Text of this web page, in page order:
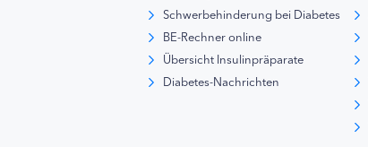
Schwerbehinderung bei Diabetes
BE-Rechner online
Übersicht Insulinpräparate
Diabetes-Nachrichten